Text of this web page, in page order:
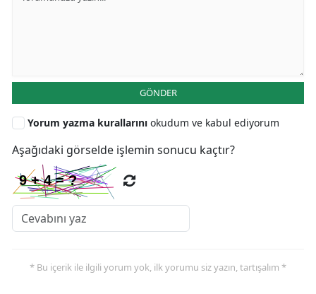
GÖNDER
Yorum yazma kurallarını okudum ve kabul ediyorum
Aşağıdaki görselde işlemin sonucu kaçtır?
* Bu içerik ile ilgili yorum yok, ilk yorumu siz yazın, tartışalım *